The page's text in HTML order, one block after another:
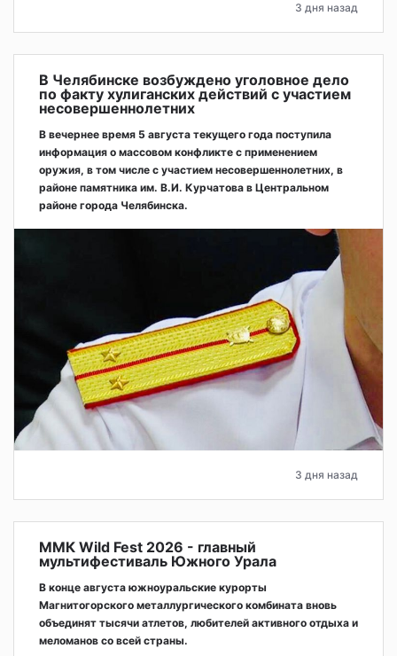
3 дня назад
В Челябинске возбуждено уголовное дело
по факту хулиганских действий с участием
несовершеннолетних
В вечернее время 5 августа текущего года поступила
информация о массовом конфликте с применением
оружия, в том числе с участием несовершеннолетних, в
районе памятника им. В.И. Курчатова в Центральном
районе города Челябинска.
3 дня назад
ММК Wild Fest 2026 - главный
мультифестиваль Южного Урала
В конце августа южноуральские курорты
Магнитогорского металлургического комбината вновь
объединят тысячи атлетов, любителей активного отдыха и
меломанов со всей страны.